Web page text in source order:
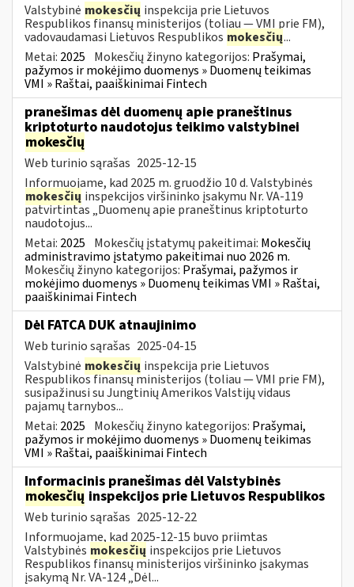
Valstybinė mokesčių inspekcija prie Lietuvos
Respublikos finansų ministerijos (toliau — VMI prie FM),
vadovaudamasi Lietuvos Respublikos mokesčių...
Metai: 2025 Mokesčių žinyno kategorijos: Prašymai,
pažymos ir mokėjimo duomenys » Duomenų teikimas
VMI » Raštai, paaiškinimai Fintech
pranešimas dėl duomenų apie praneštinus
kriptoturto naudotojus teikimo valstybinei
mokesčių
Web turinio sąrašas 2025-12-15
Informuojame, kad 2025 m. gruodžio 10 d. Valstybinės
mokesčių inspekcijos viršininko įsakymu Nr. VA-119
patvirtintas „Duomenų apie praneštinus kriptoturto
naudotojus...
Metai: 2025 Mokesčių įstatymų pakeitimai: Mokesčių
administravimo įstatymo pakeitimai nuo 2026 m.
Mokesčių žinyno kategorijos: Prašymai, pažymos ir
mokėjimo duomenys » Duomenų teikimas VMI » Raštai,
paaiškinimai Fintech
Dėl FATCA DUK atnaujinimo
Web turinio sąrašas 2025-04-15
Valstybinė mokesčių inspekcija prie Lietuvos
Respublikos finansų ministerijos (toliau — VMI prie FM),
susipažinusi su Jungtinių Amerikos Valstijų vidaus
pajamų tarnybos...
Metai: 2025 Mokesčių žinyno kategorijos: Prašymai,
pažymos ir mokėjimo duomenys » Duomenų teikimas
VMI » Raštai, paaiškinimai Fintech
Informacinis pranešimas dėl Valstybinės
mokesčių inspekcijos prie Lietuvos Respublikos
Web turinio sąrašas 2025-12-22
Informuojame, kad 2025-12-15 buvo priimtas
Valstybinės mokesčių inspekcijos prie Lietuvos
Respublikos finansų ministerijos viršininko įsakymas
įsakymą Nr. VA-124 „Dėl...